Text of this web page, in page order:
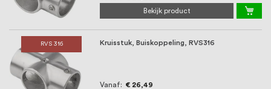
Bekijk product
RVS 316 Kruisstuk, Buiskoppeling, RVS316
Vanaf € 26,49